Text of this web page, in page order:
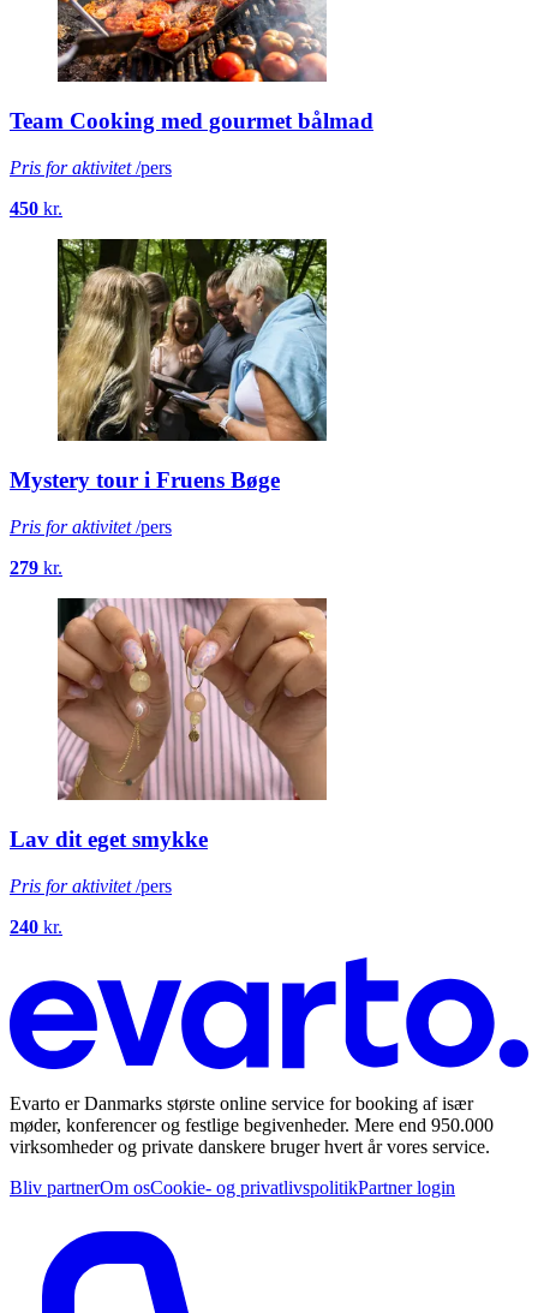
Team Cooking med gourmet bålmad
Pris for aktivitet/pers
450 kr.
Mystery tour i Fruens Bøge
Pris for aktivitet/pers
279 kr.
Lav dit eget smykke
Pris for aktivitet/pers
240 kr.
Evarto er Danmarks største online service for booking af især
møder, konferencer og festlige begivenheder. Mere end 950.000
virksomheder og private danskere bruger hvert år vores service.
Bliv partnerOm osCookie- og privatlivspolitikPartner login